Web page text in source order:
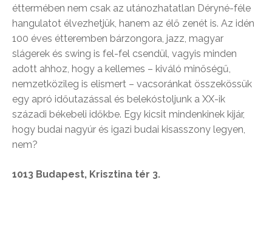
éttermében nem csak az utánozhatatlan Déryné-féle
hangulatot élvezhetjük, hanem az élő zenét is. Az idén
100 éves étteremben bárzongora, jazz, magyar
slágerek és swing is fel-fel csendül, vagyis minden
adott ahhoz, hogy a kellemes – kiváló minőségű,
nemzetközileg is elismert – vacsoránkat összekössük
egy apró időutazással és belekóstoljunk a XX-ik
századi békebeli időkbe. Egy kicsit mindenkinek kijár,
hogy budai nagyúr és igazi budai kisasszony legyen,
nem?
1013 Budapest, Krisztina tér 3.